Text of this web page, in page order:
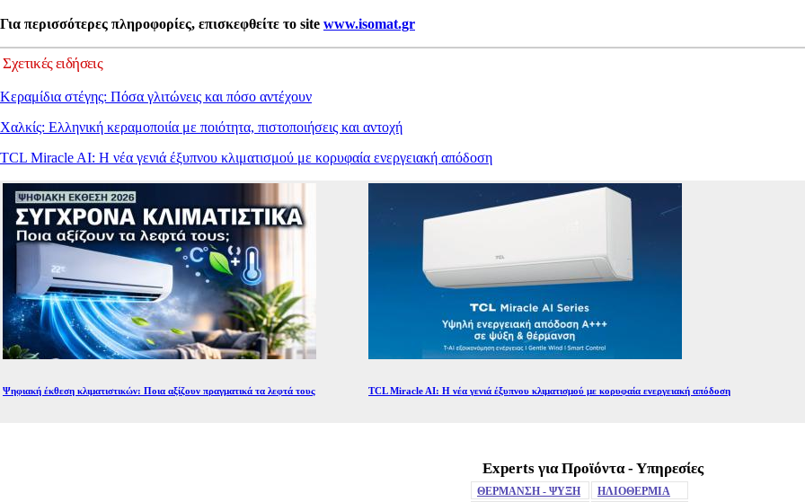
Για περισσότερες πληροφορίες, επισκεφθείτε τo site www.isomat.gr
Σχετικές ειδήσεις
Κεραμίδια στέγης: Πόσα γλιτώνεις και πόσο αντέχουν
Χαλκίς: Ελληνική κεραμοποιία με ποιότητα, πιστοποιήσεις και αντοχή
TCL Miracle AI: Η νέα γενιά έξυπνου κλιματισμού με κορυφαία ενεργειακή απόδοση
Ψηφιακή έκθεση κλιματιστικών: Ποια αξίζουν πραγματικά τα λεφτά τους TCL Miracle AI: Η νέα γενιά έξυπνου κλιματισμού με κορυφαία ενεργειακή απόδοση
Experts για Προϊόντα - Υπηρεσίες
ΘΕΡΜΑΝΣΗ - ΨΥΞΗ ΗΛΙΟΘΕΡΜΙΑ